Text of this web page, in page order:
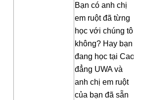
Bạn có anh chị
em ruột đã từng
học với chúng tôi
không? Hay bạn
đang học tại Cao
đẳng UWA và
anh chị em ruột
của bạn đã sẵn